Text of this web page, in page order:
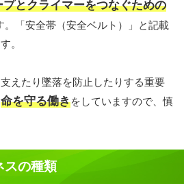
プとクライマーをつなぐための
。「安全帯（安全ベルト）」と記載
。
えたり墜落を防止したりする重要
命を守る働きをしていますので、慎
スの種類